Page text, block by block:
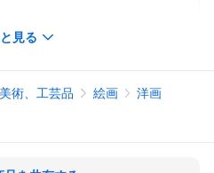
16
話でもお問い合わせ可能で
見る
美術、工芸品 絵画 洋画